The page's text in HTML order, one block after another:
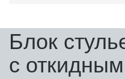
Блок
с